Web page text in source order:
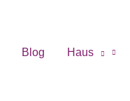
Blog Haus